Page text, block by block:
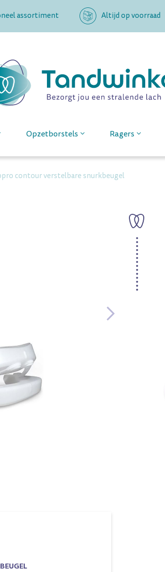
assortiment Altijd op voorraad
Opzetborstels Ragers
contour verstelbare snurkbeugel